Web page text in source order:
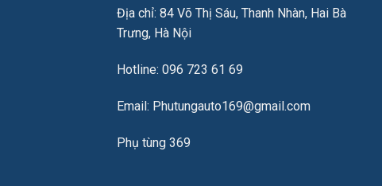
Địa chỉ: 84 Võ Thị Sáu, Thanh Nhàn, Hai Bà
Trưng, Hà Nội
Hotline: 096 723 61 69
Email: Phutungauto169@gmail.com
Phụ tùng 369